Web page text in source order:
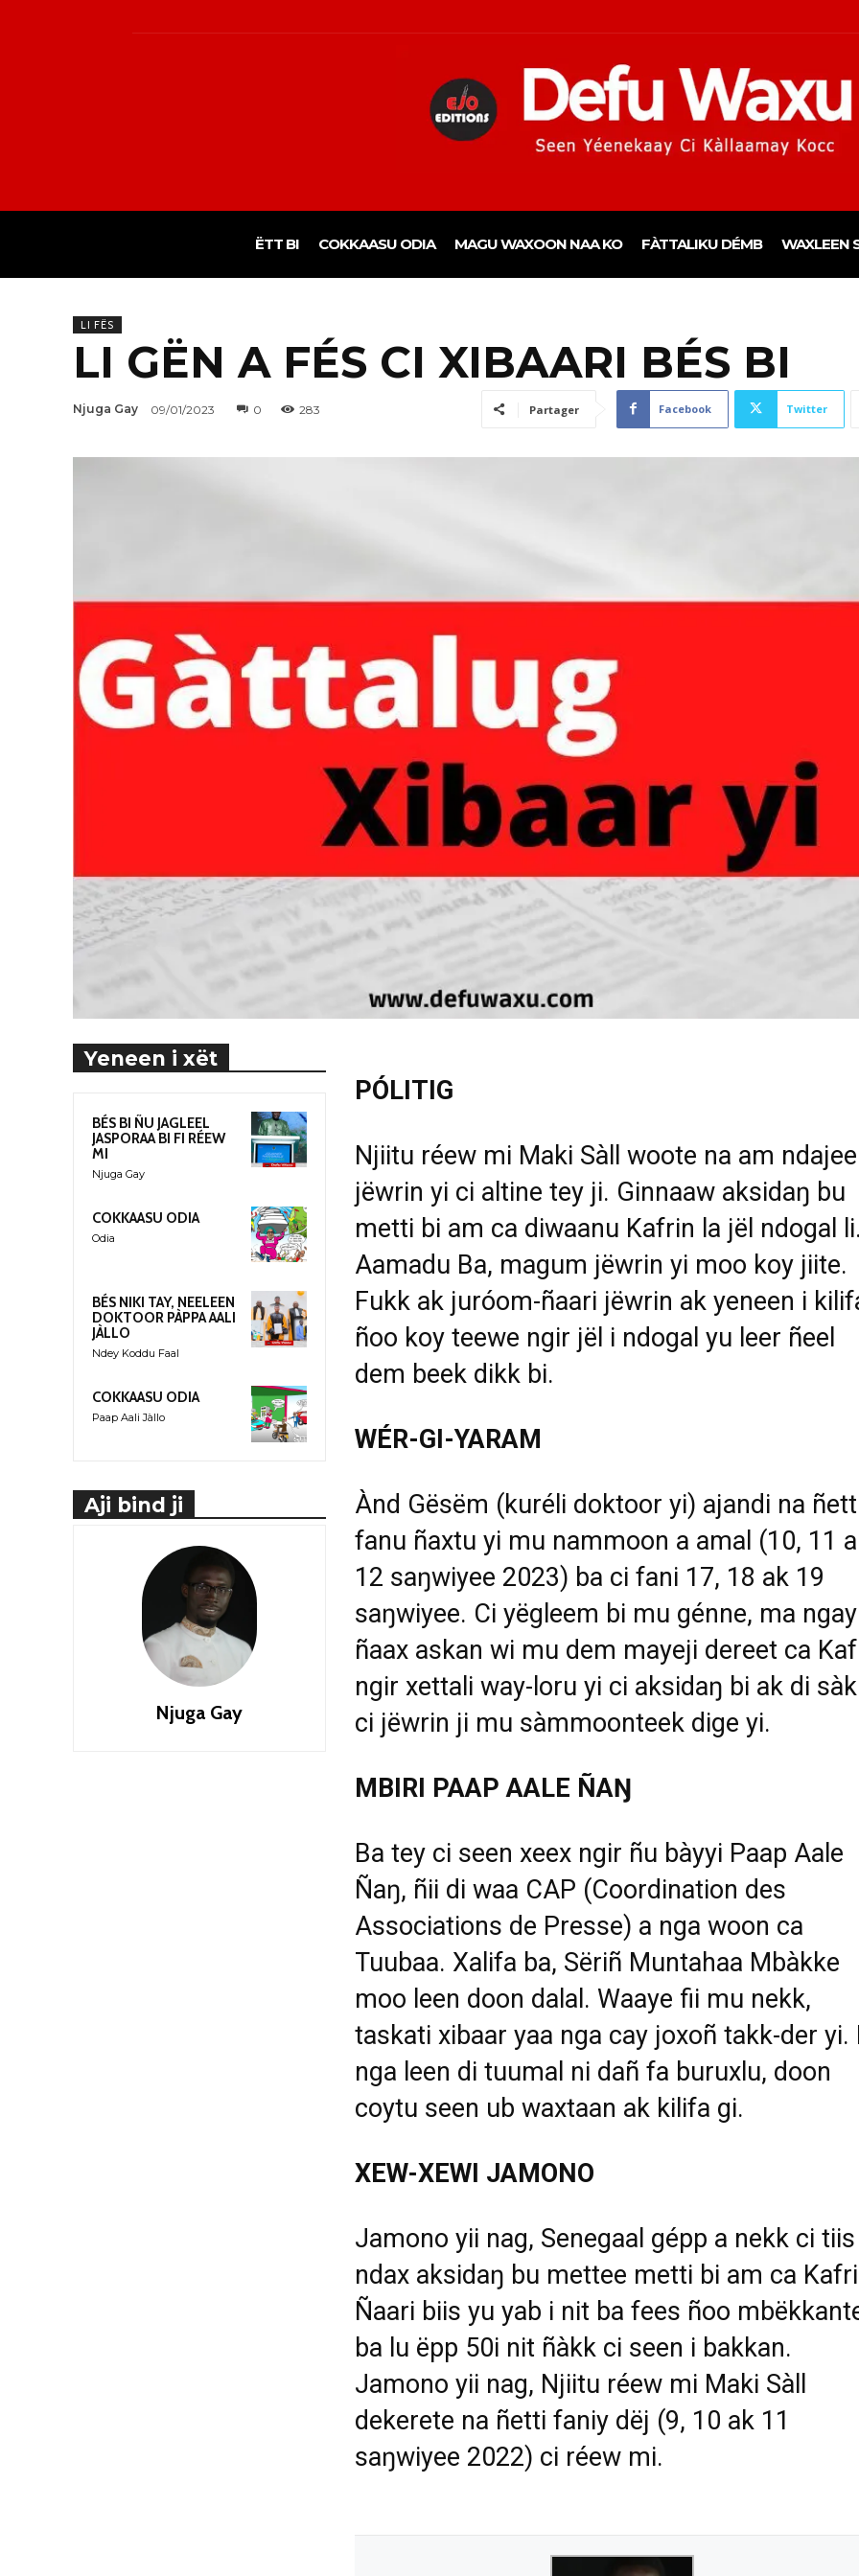
ËTT BI COKKAASU ODIA MAGU WAXOON NAA KO FÀTTALIKU DÉMB WAXLEEN
LI FËS
LI GËN A FÉS CI XIBAARI BÉS BI
Njuga Gay 09/01/2023 0 283 Partager Facebook Twitter
Yeneen i xët
BÉS BI ÑU JAGLEEL
JASPORAA BI FI RÉEW
MI
Njuga Gay
COKKAASU ODIA
Odia
BÉS NIKI TAY, NEELEEN
DOKTOOR PÀPPA AALI
JÀLLO
Ndey Koddu Faal
COKKAASU ODIA
Paap Aali Jàllo
Aji bind ji
Njuga Gay
PÓLITIG
Njiitu réew mi Maki Sà ll woote na am
jëwrin yi ci altine tey ji. Ginnaaw aksidaŋ bu
metti bi am ca diwaanu Kafrin la jë l ndogal
Aamadu Ba, magum jëwrin yi moo koy jiite.
Fukk ak juróom-ñaari jëwrin ak yeneen i
ñoo koy teewe ngir jë l i ndogal yu leer ñeel
dem beek dikk bi.
WÉR-GI-YARAM
Ànd Gësëm (kuré li doktoor yi) ajandi na ñ
fanu ñaxtu yi mu nammoon a amal (10, 11
12 saŋwiyee 2023) ba ci fani 17, 18 ak 19
saŋwiyee. Ci yëgleem bi mu génne, ma ngay
ñaax askan wi mu dem mayeji dereet ca
ngir xettali way-loru yi ci aksidaŋ bi ak di sà
ci jëwrin ji mu sàmmoonteek dige yi.
MBIRI PAAP AALE ÑAŊ
Ba tey ci seen xeex ngir ñu bàyyi Paap Aale
Ñaŋ, ñii di waa CAP (Coordination des
Associations de Presse) a nga woon ca
Tuubaa. Xalifa ba, Sëriñ Muntahaa Mbàkke
moo leen doon dalal. Waaye fii mu nekk,
taskati xibaar yaa nga cay joxoñ takk-der yi.
nga leen di tuumal ni dañ fa buruxlu, doon
coytu seen ub waxtaan ak kilifa gi.
XEW-XEWI JAMONO
Jamono yii nag, Senegaal gépp a nekk ci tiis
ndax aksidaŋ bu mettee metti bi am ca
Ñaari biis yu yab i nit ba fees ñoo mbë
ba lu ëpp 50i nit ñàkk ci seen i bakkan.
Jamono yii nag, Njiitu réew mi Maki Sà
dekerete na ñetti faniy dëj (9, 10 ak 11
saŋwiyee 2022) ci réew mi.